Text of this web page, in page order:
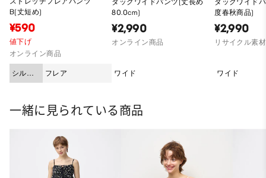
B(丈短め)
¥590
値下げ
オンライン商品
シルエ
ット
フレア
80.0cm)
¥2,990
オンライン商品
ワイド
度春秋商品)
¥2,990
リサイクル素材
ワイド
一緒に見られている商品